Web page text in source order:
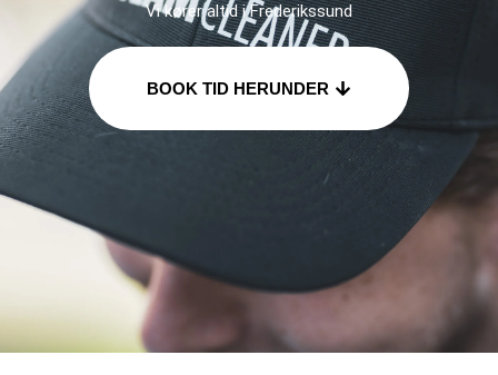
Vi kører altid i Frederikssund
BOOK TID HERUNDER